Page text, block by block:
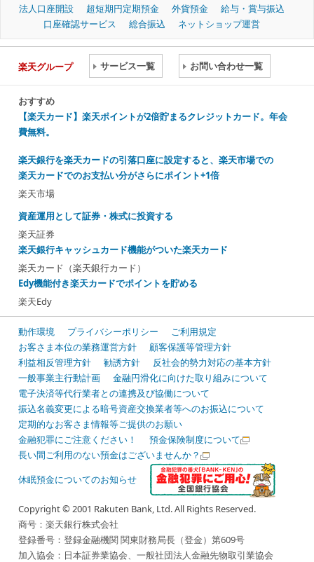
法人口座開設
超短期円定期預金 外貨預金
給与・賞与振込
口座確認サービス
総合振込 ネットショップ運営
楽天グループ サービス一覧 お問い合わせ一覧
おすすめ
【楽天カード】楽天ポイントが2倍貯まるクレジットカード。年会
費無料。
楽天銀行を楽天カードの引落口座に設定すると、楽天市場での
楽天カードでのお支払い分がさらにポイント+1倍
楽天市場
資産運用として証券・株式に投資する
楽天証券
楽天銀行キャッシュカード機能がついた楽天カード
楽天カード（楽天銀行カード）
Edy機能付き楽天カードでポイントを貯める
楽天Edy
動作環境 プライバシーポリシー
ご利用規定
お客さま本位の業務運営方針
顧客保護等管理方針
利益相反管理方針
勧誘方針
反社会的勢力対応の基本方針
一般事業主行動計画
金融円滑化に向けた取り組みについて
電子決済等代行業者との連携及び協働について
振込名義変更による暗号資産交換業者等へのお振込について
定期的なお客さま情報等ご提供のお願い
金融犯罪にご注意ください！
預金保険制度について
長い間ご利用のない預金はございませんか？
休眠預金についてのお知らせ
Copyright © 2001 Rakuten Bank, Ltd. All Rights Reserved.
商号：楽天銀行株式会社
登録番号：登録金融機関 関東財務局長（登金）第609号
加入協会：日本証券業協会、一般社団法人金融先物取引業協会